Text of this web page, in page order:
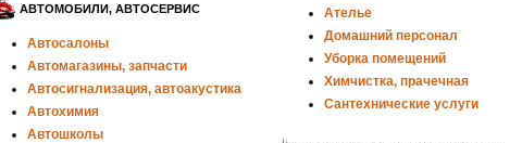
АВТОМОБИЛИ, АВТОСЕРВИС
Автосалоны
Автомагазины, запчасти
Автосигнализация, автоакустика
Автохимия
Автошколы
Ателье
Домашний персонал
Уборка помещений
Химчистка, прачечная
Сантехнические услуги